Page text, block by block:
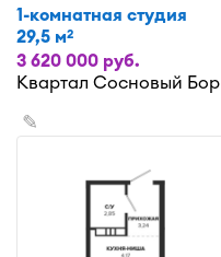
1-комнатная студия
29,5 м2
3 620 000 руб.
Квартал Сосновый Бор
✎